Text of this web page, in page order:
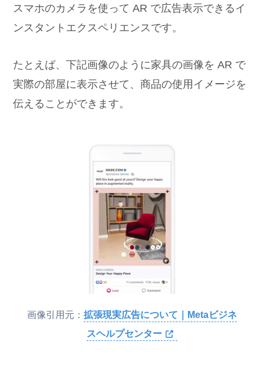
スマホのカメラを使って AR で広告表示できるイ
ンスタントエクスペリエンスです。
たとえば、下記画像のように家具の画像を AR で
実際の部屋に表示させて、商品の使用イメージを
伝えることができます。
画像引用元： 拡張現実広告について｜Metaビジネ
スヘルプセンター